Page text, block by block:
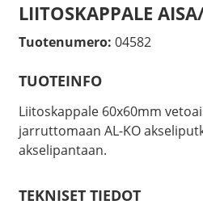
LIITOSKAPPALE
Tuotenumero: 04582
TUOTEINFO
Liitoskappale 60x60mm
jarruttomaan AL-KO
akselipantaan.
TEKNISET TIEDOT